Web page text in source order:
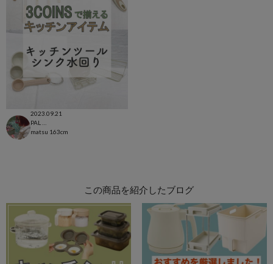
2023.09.21
matsu 163cm
この商品を紹介したブログ